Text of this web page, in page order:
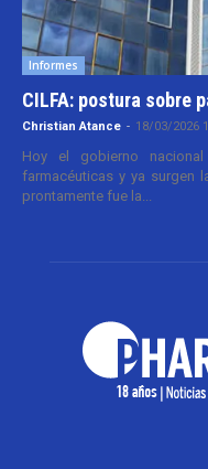
Informes
CILFA: postura sobre
Christian Atance - 18/03/2026
Hoy el gobierno
farmacéuticas y ya surgen
prontamente fue la...